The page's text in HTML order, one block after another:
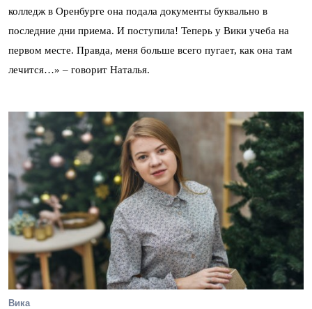
колледж в Оренбурге она подала документы буквально в
последние дни приема. И поступила! Теперь у Вики учеба на
первом месте. Правда, меня больше всего пугает, как она там
лечится…» – говорит Наталья.
Вика